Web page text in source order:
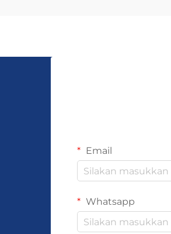
Email
Whatsapp